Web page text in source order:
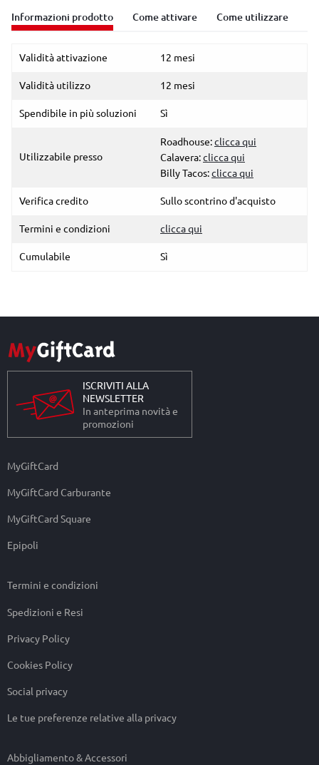
Informazioni prodotto Come attivare Come utilizzare
Validità attivazione 12 mesi
Validità utilizzo 12 mesi
Spendibile in più soluzioni Sì
Utilizzabile presso
Roadhouse:clicca qui
Calavera:clicca qui
Billy Tacos:clicca qui
Verifica credito Sullo scontrino d'acquisto
Termini e condizioni clicca qui
Cumulabile Sì
ISCRIVITI ALLA
NEWSLETTER
In anteprima novità e
promozioni
MyGiftCard
MyGiftCard Carburante
MyGiftCard Square
Epipoli
Termini e condizioni
Spedizioni e Resi
Privacy Policy
Cookies Policy
Social privacy
Le tue preferenze relative alla privacy
Abbigliamento & Accessori